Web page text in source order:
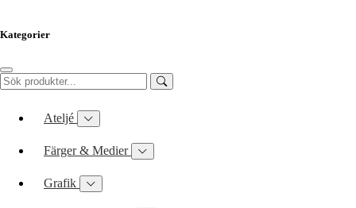
Kategorier
Ateljé
Färger & Medier
Grafik